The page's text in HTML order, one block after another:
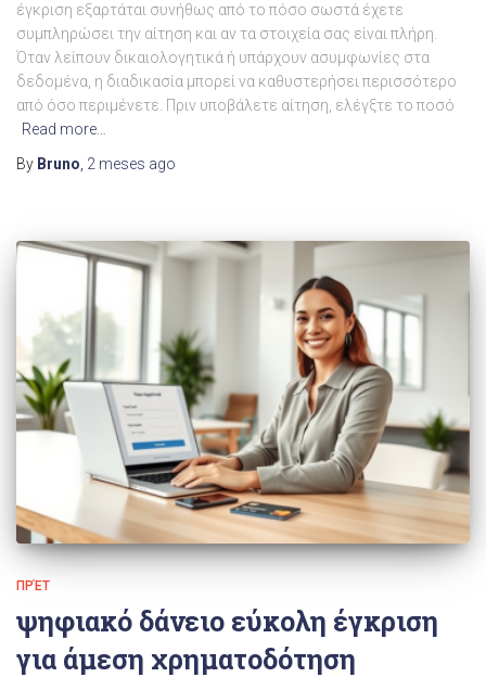
έγκριση εξαρτάται συνήθως από το πόσο σωστά έχετε
συμπληρώσει την αίτηση και αν τα στοιχεία σας είναι πλήρη.
Όταν λείπουν δικαιολογητικά ή υπάρχουν ασυμφωνίες στα
δεδομένα, η διαδικασία μπορεί να καθυστερήσει περισσότερο
από όσο περιμένετε. Πριν υποβάλετε αίτηση, ελέγξτε το ποσό
Read more…
By Bruno, 2 meses ago
ΠΡΈΤ
ψηφιακό δάνειο εύκολη έγκριση
για άμεση χρηματοδότηση